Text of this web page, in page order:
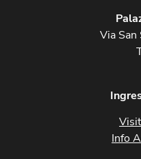
Via San
Info